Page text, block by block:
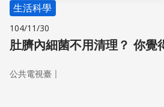
生活科學
104/11/30
肚臍內細菌不用清理？ 你覺
公共電視臺 ｜